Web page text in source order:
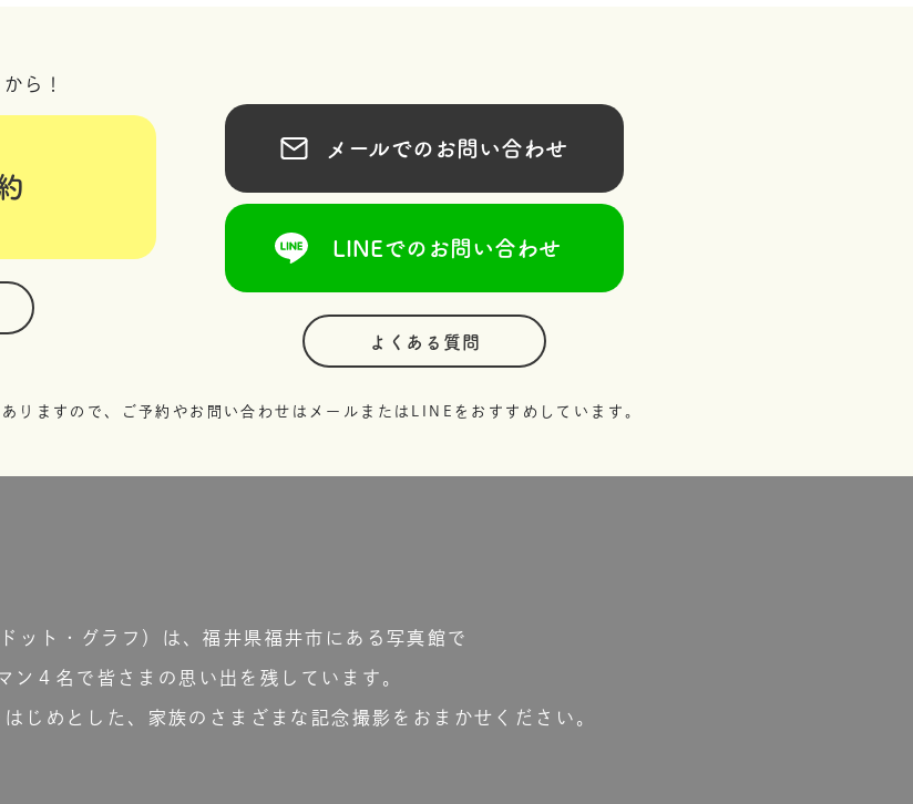
ら！
メールでのお問い合わせ
LINEでのお問い合わせ
よくある質問
りますので、ご予約やお問い合わせはメールまたはLINEをおすすめしています。
ット・グラフ）は、福井県福井市にある写真館で
ン４名で皆さまの思い出を残しています。
じめとした、家族のさまざまな記念撮影をおまかせください。